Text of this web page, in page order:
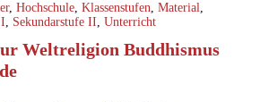
, Hochschule, Klassenstufen, Material,
, Sekundarstufe II, Unterricht
Weltreligion Buddhismus